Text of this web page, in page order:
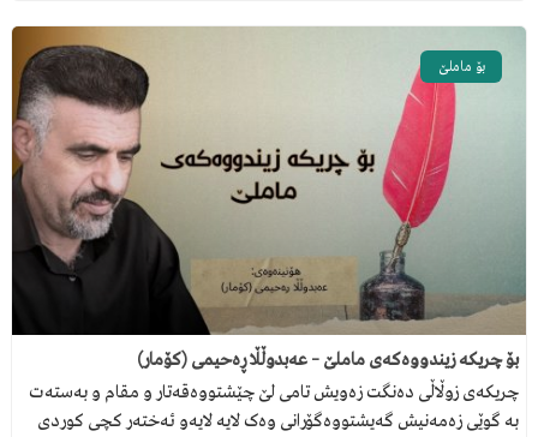
بۆ ماملێ
بۆ چریکە زیندووەکەی ماملێ – عەبدوڵڵا ڕەحیمی (کۆمار)
چریکەی زوڵاڵی دەنگت زەویش تامی لێ چێشتووەقەتار و مقام و بەستەت
بە گوێی زەمەنیش گەیشتووەگۆرانی وەک لایە لایەو ئەختەر کچی کوردی